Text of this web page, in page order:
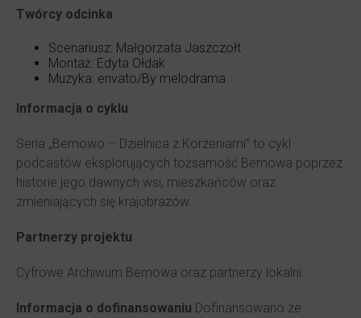
Twórcy odcinka
Scenariusz: Małgorzata Jaszczołt
Montaż: Edyta Ołdak
Muzyka: envato/By melodrama
Informacja o cyklu
Seria „Bemowo – Dzielnica z Korzeniami” to cykl
podcastów eksplorujących tożsamość Bemowa poprzez
historie jego dawnych wsi, mieszkańców oraz
zmieniających się krajobrazów.
Partnerzy projektu
Cyfrowe Archiwum Bemowa oraz partnerzy lokalni.
Informacja o dofinansowaniu Dofinansowano ze